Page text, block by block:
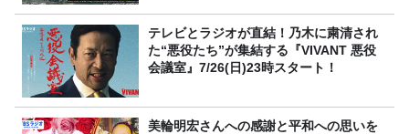
テレビとラジオが直結！乃木に粛清され
た“悪役たち”が集結する『VIVANT 悪役
会議室』7/26(日)23時スタート！
美輪明宏さんへの感謝と平和への思いを